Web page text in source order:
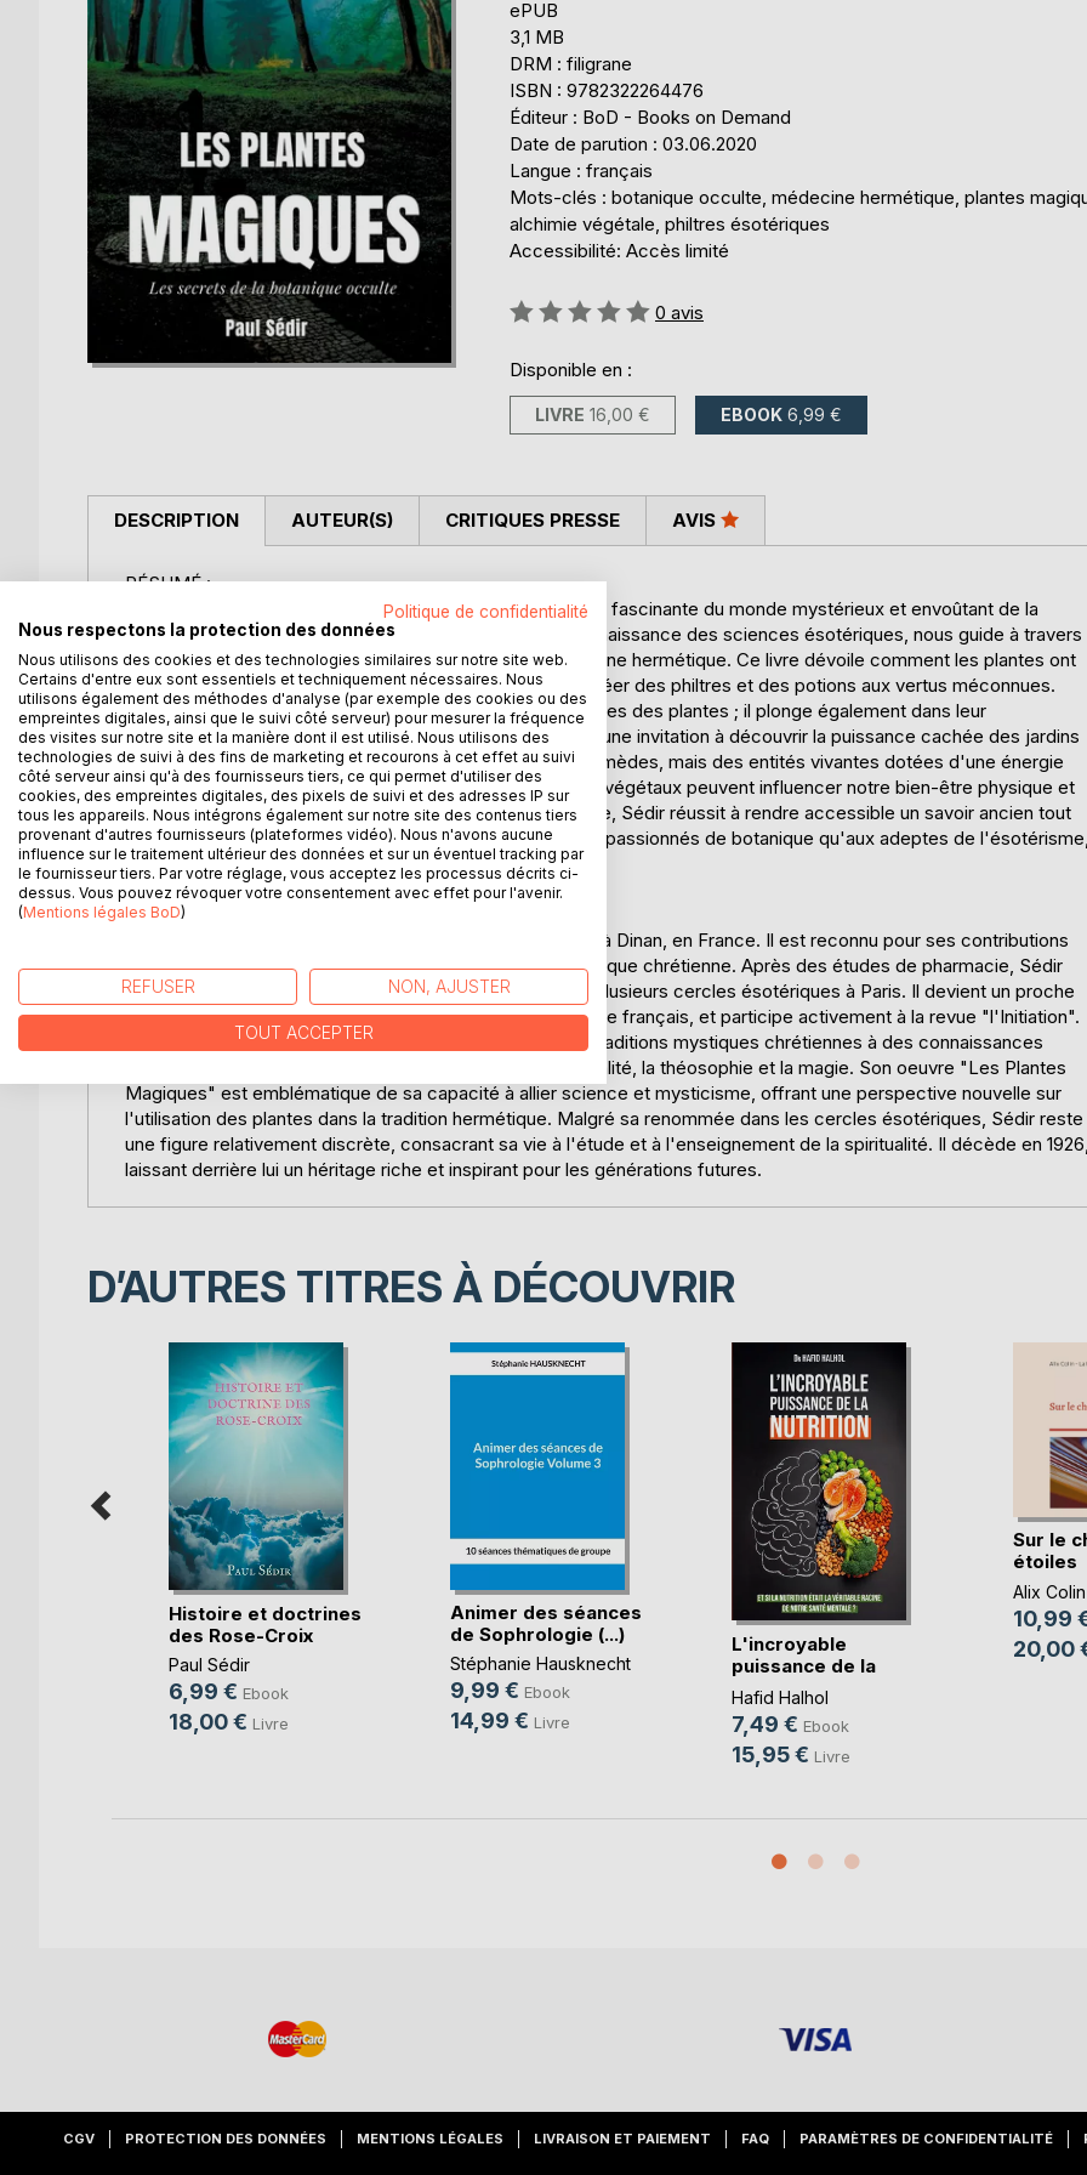
ePUB
3,1 MB
DRM : filigrane
ISBN : 9782322264476
Éditeur : BoD - Books on Demand
Date de parution : 03.06.2020
Langue : français
Mots-clés : botanique occulte, médecine hermétique, plantes
alchimie végétale, philtres ésotériques
Accessibilité: Accès limité
Évaluation:
0 avis
Disponible en :
LIVRE 16,00 € EBOOK 6,99 €
DESCRIPTION
RÉSUMÉ :
"Les Plantes Magiques" de Paul Sédir est une exploration fascinante du monde mystérieux et envoûtant de la
botanique occulte. L'auteur, connu pour sa profonde connaissance des sciences ésotériques, nous guide à travers
les secrets des végétaux et leur utilisation dans la médecine hermétique. Ce livre dévoile comment les plantes ont
été utilisées par les alchimistes et les guérisseurs pour créer des philtres et des potions aux vertus méconnues.
Sédir ne se contente pas de décrire les propriétés curatives des plantes ; il plonge également dans leur
symbolisme et leur pouvoir spirituel. Chaque chapitre est une invitation à découvrir la puissance cachée des jardins
alchimiques, où les plantes ne sont pas seulement des remèdes, mais des entités vivantes dotées d'une énergie
propre. Le lecteur est invité à comprendre comment ces végétaux peuvent influencer notre bien-être physique et
spirituel. Grâce à une approche rigoureuse et documentée, Sédir réussit à rendre accessible un savoir ancien tout
en préservant son mystère. Ce livre s'adresse autant aux passionnés de botanique qu'aux adeptes de
offrant une lecture enrichissante et inspirante.
L'AUTEUR :
Paul Sédir, de son vrai nom Yvon Le Loup, est né en 1871 à Dinan, en France. Il est reconnu pour ses contributions
significatives aux domaines de l'ésotérisme et de la mystique chrétienne. Après des études de pharmacie, Sédir
s'intéresse rapidement aux sciences occultes et rejoint plusieurs cercles ésotériques à Paris. Il devient un proche
collaborateur de Papus, une figure majeure de l'occultisme français, et participe activement à la revue "l'Initiation".
Sédir se distingue par son approche unique, mêlant des traditions mystiques chrétiennes à des connaissances
ésotériques. Il publie de nombreux ouvrages sur la spiritualité, la théosophie et la magie. Son oeuvre "Les Plantes
Magiques" est emblématique de sa capacité à allier science et mysticisme, offrant une perspective nouvelle sur
l'utilisation des plantes dans la tradition hermétique. Malgré sa renommée dans les cercles ésotériques, Sédir reste
une figure relativement discrète, consacrant sa vie à l'étude et à l'enseignement de la spiritualité. Il décède en
laissant derrière lui un héritage riche et inspirant pour les générations futures.
AUTEUR(S) CRITIQUES PRESSE AVIS
D’AUTRES TITRES À DÉCOUVRIR
Histoire et doctrines
des Rose-Croix
Paul Sédir
6,99 € Ebook
18,00 € Livre
Animer des séances
de Sophrologie (...)
Stéphanie Hausknecht
9,99 € Ebook
14,99 € Livre
L'incroyable
puissance de la
nutrition
Hafid Halhol
7,49 € Ebook
15,95 € Livre
Sur le
étoiles
Alix Colin
10,99
20,00
CGV PROTECTION DES DONNÉES MENTIONS LÉGALES LIVRAISON ET PAIEMENT FAQ PARAMÈTRES DE CONFIDENTIALITÉ
Politique de confidentialité
Nous respectons la protection des données
Nous utilisons des cookies et des technologies similaires sur notre site web.
Certains d'entre eux sont essentiels et techniquement nécessaires. Nous
utilisons également des méthodes d'analyse (par exemple des cookies ou des
empreintes digitales, ainsi que le suivi côté serveur) pour mesurer la fréquence
des visites sur notre site et la manière dont il est utilisé. Nous utilisons des
technologies de suivi à des fins de marketing et recourons à cet effet au suivi
côté serveur ainsi qu'à des fournisseurs tiers, ce qui permet d'utiliser des
cookies, des empreintes digitales, des pixels de suivi et des adresses IP sur
tous les appareils. Nous intégrons également sur notre site des contenus tiers
provenant d'autres fournisseurs (plateformes vidéo). Nous n'avons aucune
influence sur le traitement ultérieur des données et sur un éventuel tracking par
le fournisseur tiers. Par votre réglage, vous acceptez les processus décrits ci-
dessus. Vous pouvez révoquer votre consentement avec effet pour l'avenir.
(Mentions légales BoD)
REFUSER NON, AJUSTER
TOUT ACCEPTER